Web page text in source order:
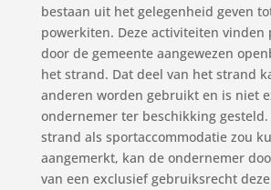
bestaan uit het gelegenheid geven
powerkiten. Deze activiteiten vinden
door de gemeente aangewezen
het strand. Dat deel van het strand
anderen worden gebruikt en is niet
ondernemer ter beschikking gesteld.
strand als sportaccommodatie zou
aangemerkt, kan de ondernemer
van een exclusief gebruiksrecht